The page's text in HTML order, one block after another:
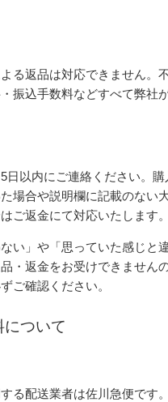
る返品は対応できません。
振込手数料などすべて弊社
日以内にご連絡ください。
場合や説明欄に記載のない
ご返金にて対応いたします。
い」や「思っていた感じと
・返金をお受けできません
ご確認ください。
ついて
る配送業者は佐川急便です。